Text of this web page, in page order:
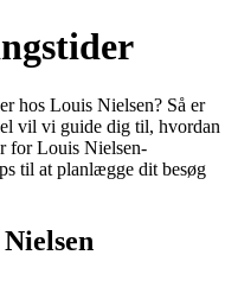
hos Louis Nielsen? Så er
vil vi guide dig til, hvordan
for Louis Nielsen-
til at planlægge dit besøg